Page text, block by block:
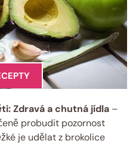
Zdravá a chutná jídla –
probudit pozornost
je udělat z brokolice